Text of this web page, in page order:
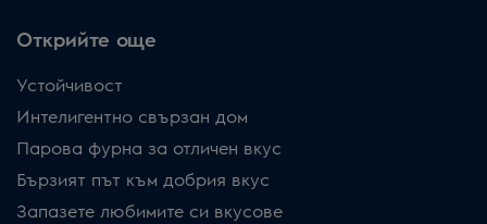
Открийте още
Устойчивост
Интелигентно свързан дом
Парова фурна за отличен вкус
Бързият път към добрия вкус
Запазете любимите си вкусове